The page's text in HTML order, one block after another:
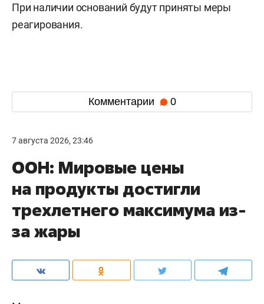
При наличии оснований будут приняты меры
реагирования.
Комментарии 0
7 августа 2026, 23:46
ООН: Мировые цены
на продукты достигли
трехлетнего максимума из-
за жары